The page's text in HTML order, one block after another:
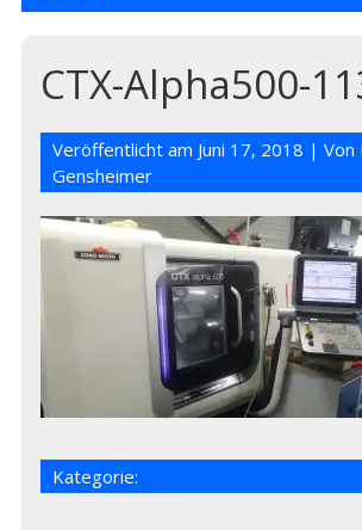
CTX-Alpha500-
Veröffentlicht am Juni 17, 2018 | Von
Gensheimer
Kategorie: